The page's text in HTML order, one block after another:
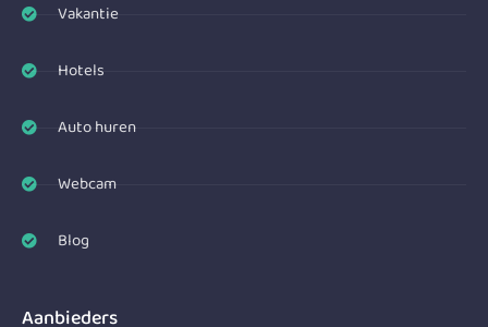
Vakantie
Hotels
Auto huren
Webcam
Blog
Aanbieders